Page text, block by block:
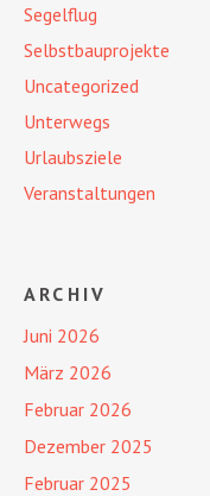
Segelflug
Selbstbauprojekte
Uncategorized
Unterwegs
Urlaubsziele
Veranstaltungen
ARCHIV
Juni 2026
März 2026
Februar 2026
Dezember 2025
Februar 2025